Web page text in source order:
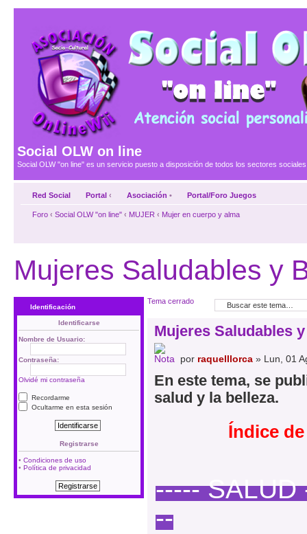
Social OLW on line
Social OLW "on line" es un servicio puesto a disposición de todos los sectores
Red Social Portal ‹ Asociación • Portal/Foro Juegos
Foro ‹ Social OLW "on line" ‹ MUJER ‹ Mujer en cuerpo y alma
Mujeres Saludables y
Identificación
Identificarse
Nombre de Usuario:
Contraseña:
Olvidé mi contraseña
Recordarme
Ocultarme en esta sesión
Registrarse
• Condiciones de uso
• Política de privacidad
Tema cerrado
Mujeres Saludables
por raquelllorca » Lun, 01
En este tema, se
salud y la belleza.
Índice
----- SALUD
--